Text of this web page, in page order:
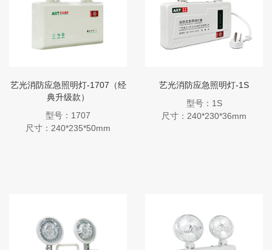
艺光消防应急照明灯-1707（经
典升级款）
型号：1707
尺寸：240*235*50mm
艺光消防应急照明灯-1S
型号：1S
尺寸：240*230*36mm